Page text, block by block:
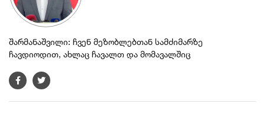
შარმანაშვილი: ჩვენ მეზობლებთან სამძიმარზე
ჩავდიოდით, ახლაც ჩავალთ და მომავალშიც